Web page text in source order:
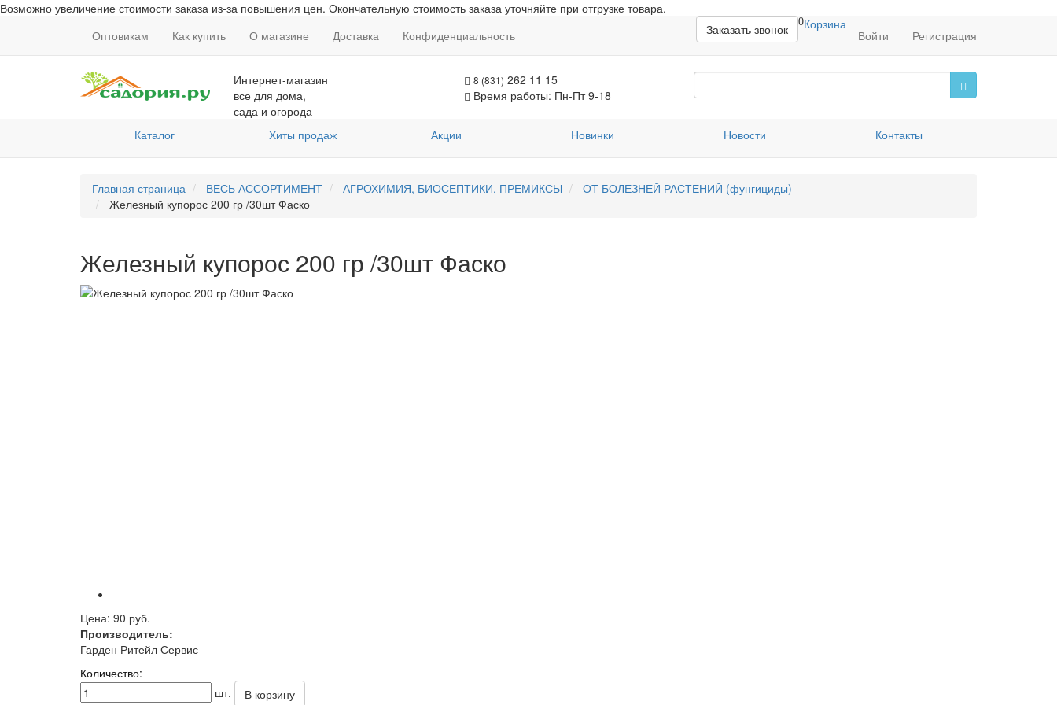
Возможно увеличение стоимости заказа из-за повышения цен. Окончательную стоимость заказа уточняйте при отгрузке товара.
Оптовикам
Как купить О магазине Доставка Конфиденциальность
0Корзина
Войти Регистрация
Заказать звонок
Интернет-магазин
все для дома,
сада и огорода
8 (831) 262 11 15
Время работы: Пн-Пт 9-18
Каталог Хиты продаж Акции Новинки Новости Контакты
Главная страница ВЕСЬ АССОРТИМЕНТ АГРОХИМИЯ, БИОСЕПТИКИ, ПРЕМИКСЫ
ОТ БОЛЕЗНЕЙ РАСТЕНИЙ (фунгициды)
Железный купорос 200 гр /30шт Фаско
Железный купорос 200 гр /30шт Фаско
Цена: 90 руб.
Производитель:
Гарден Ритейл Сервис
Количество:
шт.
В корзину